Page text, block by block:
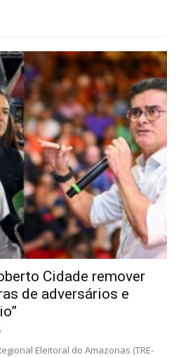
Cidade remover
de adversários e
Eleitoral do Amazonas (TRE-